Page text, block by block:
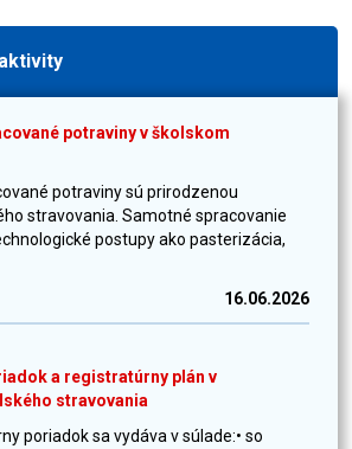
potraviny v školskom
potraviny sú prirodzenou
stravovania. Samotné spracovanie
postupy ako pasterizácia,
16.06.2026
a registratúrny plán v
stravovania
poriadok sa vydáva v súlade:• so